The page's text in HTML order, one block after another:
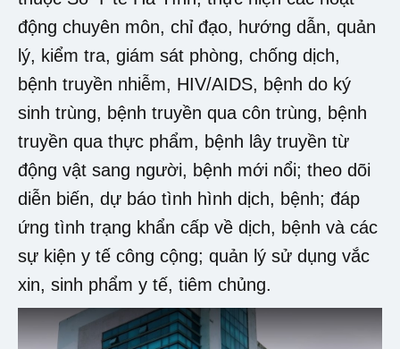
động chuyên môn, chỉ đạo, hướng dẫn, quản
lý, kiểm tra, giám sát phòng, chống dịch,
bệnh truyền nhiễm, HIV/AIDS, bệnh do ký
sinh trùng, bệnh truyền qua côn trùng, bệnh
truyền qua thực phẩm, bệnh lây truyền từ
động vật sang người, bệnh mới nổi; theo dõi
diễn biến, dự báo tình hình dịch, bệnh; đáp
ứng tình trạng khẩn cấp về dịch, bệnh và các
sự kiện y tế công cộng; quản lý sử dụng vắc
xin, sinh phẩm y tế, tiêm chủng.